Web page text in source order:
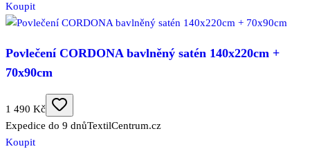
Koupit
Povlečení CORDONA bavlněný satén 140x220cm +
70x90cm
1 490 Kč
Expedice do 9 dnůTextilCentrum.cz
Koupit